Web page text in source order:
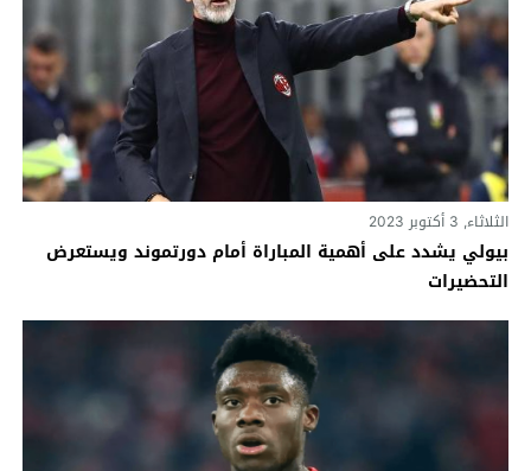
الثلاثاء, 3 أكتوبر 2023
بيولي يشدد على أهمية المباراة أمام دورتموند ويستعرض
التحضيرات